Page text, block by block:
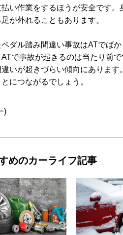
い作業をするほうが安全です
が外れることもあります。
ペダル踏み間違い事故はATでば
で事故が起きるのは当たり前
いが起きづらい傾向にありま
につながるでしょう。
)
めのカーライフ記事